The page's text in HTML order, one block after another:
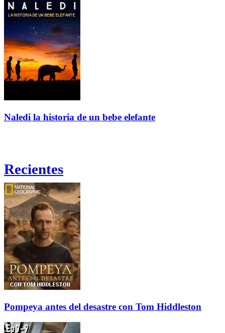
Naledi la historia de un bebe elefante
Recientes
Pompeya antes del desastre con Tom Hiddleston